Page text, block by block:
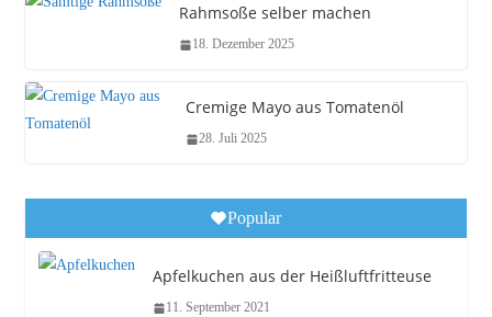
Rahmsoße selber machen
18. Dezember 2025
Cremige Mayo aus Tomatenöl
28. Juli 2025
Popular
Apfelkuchen aus der Heißluftfritteuse
11. September 2021